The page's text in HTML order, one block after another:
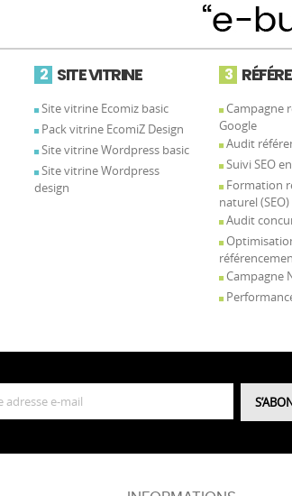
2 SITE VITRINE
Site vitrine Ecomiz basic
Pack vitrine EcomiZ Design
Site vitrine Wordpress basic
Site vitrine Wordpress
design
3
Campagne
Google
Audit
Suivi SEO
Formation
naturel (SEO)
Audit
Campagne